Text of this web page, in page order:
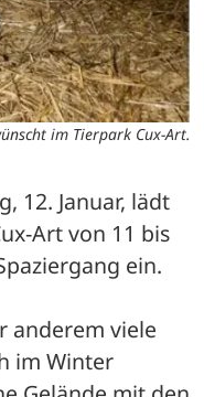
im Tierpark Cux-Art.
12. Januar, lädt
Art von 11 bis
ein.
anderem viele
im Winter